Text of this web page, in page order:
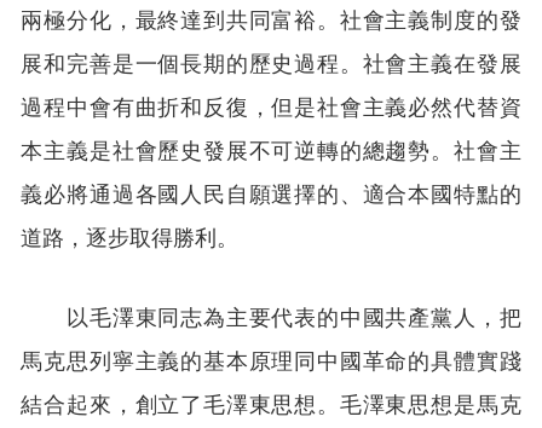
兩極分化，最終達到共同富裕。社會主義制度的發
展和完善是一個長期的歷史過程。社會主義在發展
過程中會有曲折和反復，但是社會主義必然代替資
本主義是社會歷史發展不可逆轉的總趨勢。社會主
義必將通過各國人民自願選擇的、適合本國特點的
道路，逐步取得勝利。
以毛澤東同志為主要代表的中國共產黨人，把
馬克思列寧主義的基本原理同中國革命的具體實踐
結合起來，創立了毛澤東思想。毛澤東思想是馬克